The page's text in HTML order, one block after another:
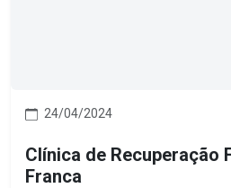
24/04/2024
Clínica de Recuperação
Franca